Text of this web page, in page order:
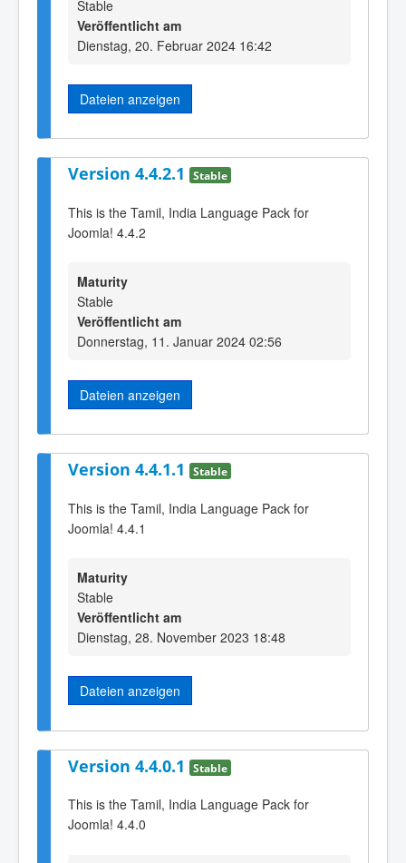
Stable
Veröffentlicht am
Dienstag, 20. Februar 2024 16:42
Dateien anzeigen
Version 4.4.2.1 Stable
This is the Tamil, India Language Pack for
Joomla! 4.4.2
Maturity
Stable
Veröffentlicht am
Donnerstag, 11. Januar 2024 02:56
Dateien anzeigen
Version 4.4.1.1 Stable
This is the Tamil, India Language Pack for
Joomla! 4.4.1
Maturity
Stable
Veröffentlicht am
Dienstag, 28. November 2023 18:48
Dateien anzeigen
Version 4.4.0.1 Stable
This is the Tamil, India Language Pack for
Joomla! 4.4.0